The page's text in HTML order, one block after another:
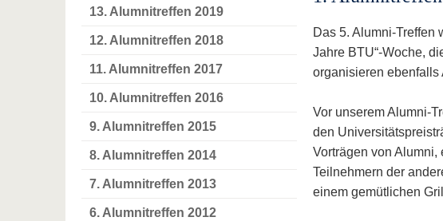
13. Alumnitreffen 2019
12. Alumnitreffen 2018
11. Alumnitreffen 2017
10. Alumnitreffen 2016
9. Alumnitreffen 2015
8. Alumnitreffen 2014
7. Alumnitreffen 2013
6. Alumnitreffen 2012
Das 5. Alumni-Treffen
Jahre BTU“-Woche,
organisieren ebenfalls
Vor unserem Alumni-
den
Vorträgen von
Teilnehmern der
einem gemütlichen